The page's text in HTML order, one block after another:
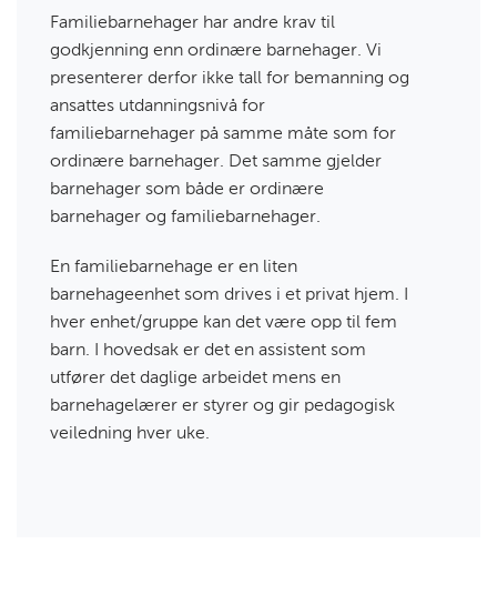
Familiebarnehager har andre krav til
godkjenning enn ordinære barnehager. Vi
presenterer derfor ikke tall for bemanning og
ansattes utdanningsnivå for
familiebarnehager på samme måte som for
ordinære barnehager. Det samme gjelder
barnehager som både er ordinære
barnehager og familiebarnehager.
En familiebarnehage er en liten
barnehageenhet som drives i et privat hjem. I
hver enhet/gruppe kan det være opp til fem
barn. I hovedsak er det en assistent som
utfører det daglige arbeidet mens en
barnehagelærer er styrer og gir pedagogisk
veiledning hver uke.